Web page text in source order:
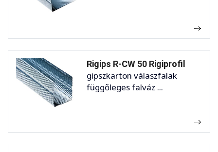
Rigips R-CW 50 Rigiprofil
gipszkarton válaszfalak
függőleges falváz ...